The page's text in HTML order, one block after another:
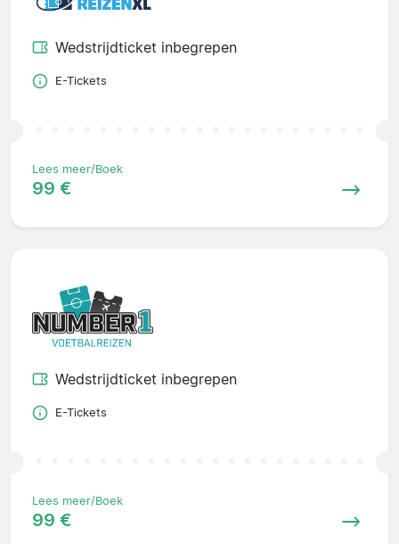
Wedstrijdticket inbegrepen
E-Tickets
Lees meer/Boek
99 €
Wedstrijdticket inbegrepen
E-Tickets
Lees meer/Boek
99 €